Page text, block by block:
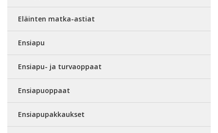
Eläinten matka-astiat
Ensiapu
Ensiapu- ja turvaoppaat
Ensiapuoppaat
Ensiapupakkaukset